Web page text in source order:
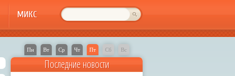
МИКС
Пн Вт Ср Чт Пт Сб Вс
Последние новости